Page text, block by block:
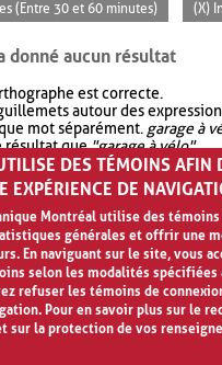
(Entre 30 et 60 minutes) (X)
donné aucun résultat
est correcte.
autour des
mot séparément. garage à
résultat que"garage à vélo".
votre recherche avec OR.
plus de résultat quegarage
DES TÉMOINS AFIN
EXPÉRIENCE DE
Montréal utilise des témoins
générales et offrir une
En naviguant sur le site, vous
selon les modalités spécifiées
refuser les témoins de
Pour en savoir plus sur le
sur la protection de vos